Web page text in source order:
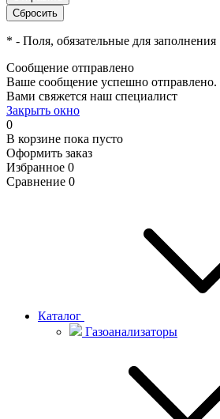
* - Поля, обязательные для заполнения
Сообщение отправлено
Ваше сообщение успешно
Вами свяжется наш специалист
Закрыть окно
0
В корзине пока пусто
Оформить заказ
Избранное 0
Сравнение 0
Каталог
Газоанализаторы